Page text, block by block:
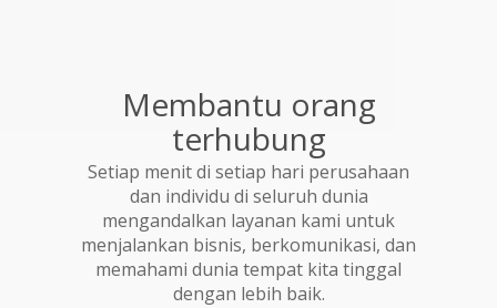
Membantu orang
terhubung
Setiap menit di setiap hari perusahaan
dan individu di seluruh dunia
mengandalkan layanan kami untuk
menjalankan bisnis, berkomunikasi, dan
memahami dunia tempat kita tinggal
dengan lebih baik.